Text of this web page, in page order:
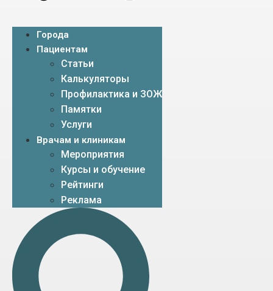
Города
Пациентам
Статьи
Калькуляторы
Профилактика и ЗОЖ
Памятки
Услуги
Врачам и клиникам
Мероприятия
Курсы и обучение
Рейтинги
Реклама